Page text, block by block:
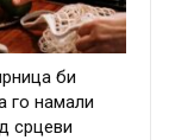
би
го намали
срцеви